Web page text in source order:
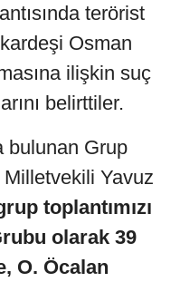
terörist
Osman
ilişkin suç
belirttiler.
bulunan Grup
Yavuz
toplantımızı
olarak 39
O. Öcalan